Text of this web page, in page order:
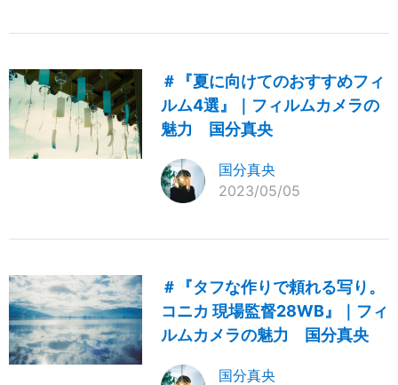
＃『夏に向けてのおすすめフィ
ルム4選』｜フィルムカメラの
魅力 国分真央
国分真央
2023/05/05
＃『タフな作りで頼れる写り。
コニカ 現場監督28WB』｜フィ
ルムカメラの魅力 国分真央
国分真央